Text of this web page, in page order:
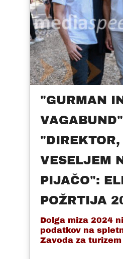
"GURMAN IN
VESELJEM
PIJAČO":
POŽRTIJA
Dolga miza 2024
podatkov na
Zavoda za